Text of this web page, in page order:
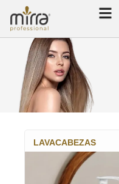
LAVACABEZAS